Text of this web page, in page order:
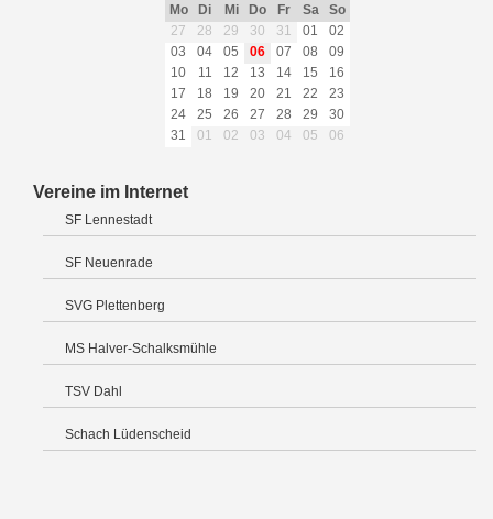
Mo
Di Mi Do Fr Sa
So
27
28 29 30 31 01
02
03
04 05 06 07 08
09
10
11 12 13 14 15
16
17
18 19 20 21 22
23
24
25 26 27 28 29
30
31
01 02 03 04 05 06
Vereine im Internet
SF Lennestadt
SF Neuenrade
SVG Plettenberg
MS Halver-Schalksmühle
TSV Dahl
Schach Lüdenscheid